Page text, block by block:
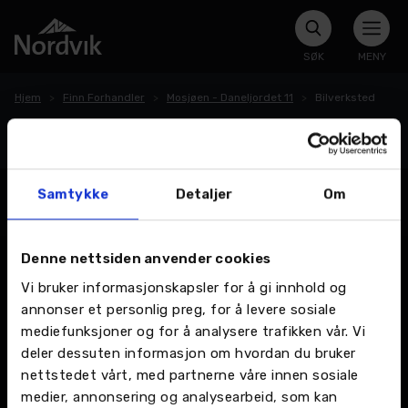
Samtykke Detaljer Om
Denne nettsiden anvender cookies
Vi bruker informasjonskapsler for å gi innhold og
annonser et personlig preg, for å levere sosiale
mediefunksjoner og for å analysere trafikken vår. Vi
deler dessuten informasjon om hvordan du bruker
nettstedet vårt, med partnerne våre innen sosiale
medier, annonsering og analysearbeid, som kan
SØK MENY
Hjem Finn Forhandler Mosjøen - Daneljordet 11 Bilverksted